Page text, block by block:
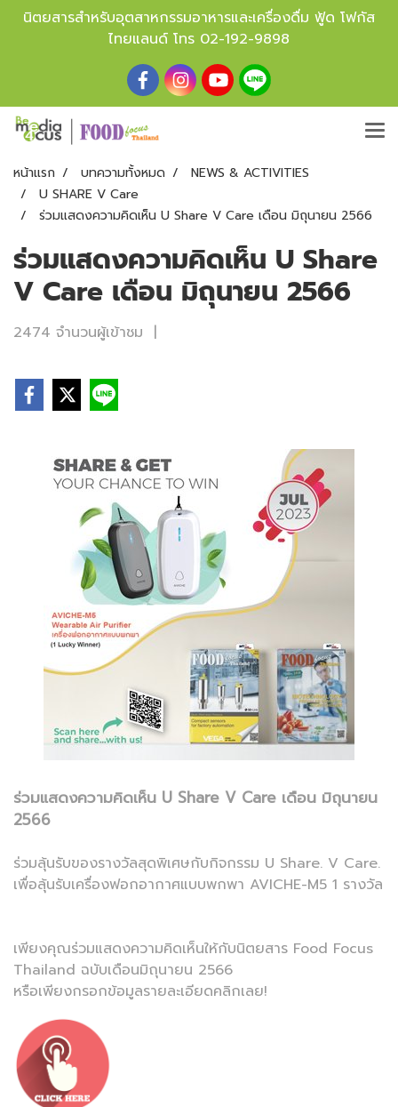
นิตยสารสำหรับอุตสาหกรรมอาหารและเครื่องดื่ม ฟู้ด โฟกัส
ไทยแลนด์ โทร 02-192-9898
หน้าแรก บทความทั้งหมด
NEWS & ACTIVITIES
U SHARE V Care
ร่วมแสดงความคิดเห็น U Share V Care เดือน มิถุนายน 2566
ร่วมแสดงความคิดเห็น U Share
V Care เดือน มิถุนายน 2566
2474 จำนวนผู้เข้าชม |
ร่วมแสดงความคิดเห็น U Share V Care เดือน มิถุนายน
2566
ร่วมลุ้นรับของรางวัลสุดพิเศษกับกิจกรรม U Share. V Care.
เพื่อลุ้นรับเครื่องฟอกอากาศแบบพกพา AVICHE-M5 1 รางวัล
เพียงคุณร่วมแสดงความคิดเห็นให้กับนิตยสาร Food Focus
Thailand ฉบับเดือนมิถุนายน 2566
หรือเพียงกรอกข้อมูลรายละเอียดคลิกเลย!